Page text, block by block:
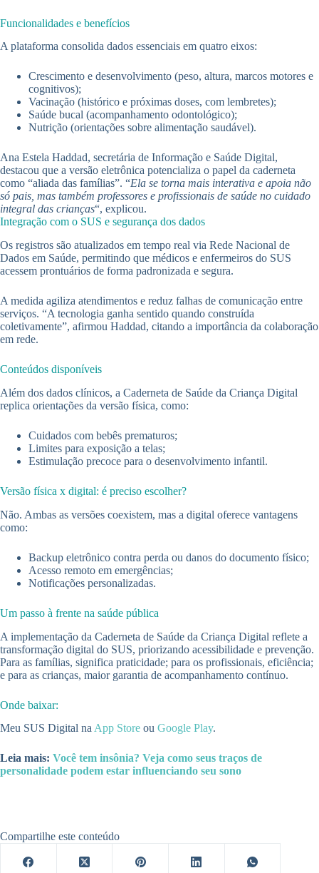
Funcionalidades e benefícios
A plataforma consolida dados essenciais em quatro eixos:
Crescimento e desenvolvimento (peso, altura, marcos motores e
cognitivos);
Vacinação (histórico e próximas doses, com lembretes);
Saúde bucal (acompanhamento odontológico);
Nutrição (orientações sobre alimentação saudável).
Ana Estela Haddad, secretária de Informação e Saúde Digital,
destacou que a versão eletrônica potencializa o papel da caderneta
como “aliada das famílias”. “Ela se torna mais interativa e apoia não
só pais, mas também professores e profissionais de saúde no cuidado
integral das crianças“, explicou.
Integração com o SUS e segurança dos dados
Os registros são atualizados em tempo real via Rede Nacional de
Dados em Saúde, permitindo que médicos e enfermeiros do SUS
acessem prontuários de forma padronizada e segura.
A medida agiliza atendimentos e reduz falhas de comunicação entre
serviços. “A tecnologia ganha sentido quando construída
coletivamente”, afirmou Haddad, citando a importância da colaboração
em rede.
Conteúdos disponíveis
Além dos dados clínicos, a Caderneta de Saúde da Criança Digital
replica orientações da versão física, como:
Cuidados com bebês prematuros;
Limites para exposição a telas;
Estimulação precoce para o desenvolvimento infantil.
Versão física x digital: é preciso escolher?
Não. Ambas as versões coexistem, mas a digital oferece vantagens
como:
Backup eletrônico contra perda ou danos do documento físico;
Acesso remoto em emergências;
Notificações personalizadas.
Um passo à frente na saúde pública
A implementação da Caderneta de Saúde da Criança Digital reflete a
transformação digital do SUS, priorizando acessibilidade e prevenção.
Para as famílias, significa praticidade; para os profissionais, eficiência;
e para as crianças, maior garantia de acompanhamento contínuo.
Onde baixar:
Meu SUS Digital naApp Store ou Google Play.
Leia mais: Você tem insônia? Veja como seus traços de
personalidade podem estar influenciando seu sono
Compartilhe este conteúdo